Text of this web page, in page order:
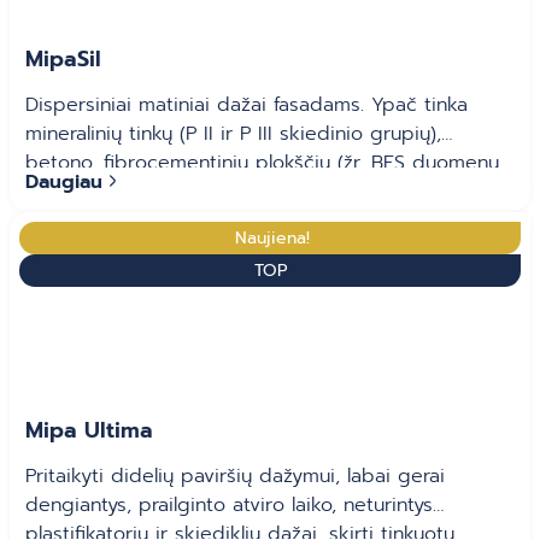
MipaSil
Dispersiniai matiniai dažai fasadams. Ypač tinka
mineralinių tinkų (P II ir P III skiedinio grupių),
betono, fibrocementinių plokščių (žr. BFS duomenų
lapą Nr. 14) ir tvirtai su pagrindu sukibusių senų
dispersinių dažų dangų perdažymui
Daugiau
Naujiena!
TOP
Mipa Ultima
Pritaikyti didelių paviršių dažymui, labai gerai
dengiantys, prailginto atviro laiko, neturintys